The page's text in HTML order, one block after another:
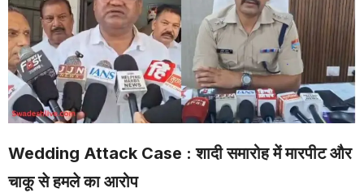
Wedding Attack Case : शादी समारोह में मारपीट और
चाकू से हमले का आरोप